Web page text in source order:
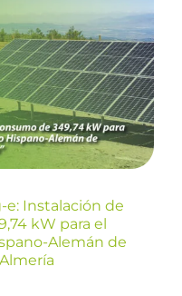
el Centro
Alto en
e: Instalación de
kW para el
Alemán de